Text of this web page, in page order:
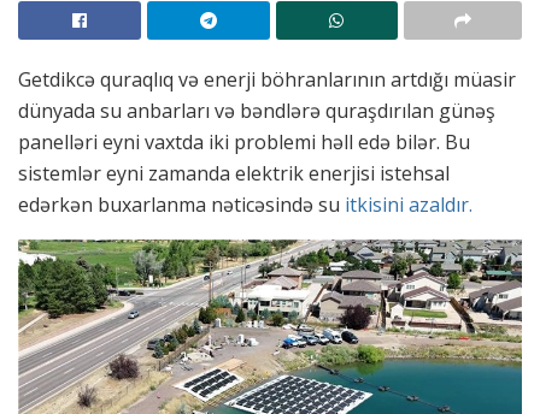
Getdikcə quraqlıq və enerji böhranlarının artdığı müasir
dünyada su anbarları və bəndlərə quraşdırılan günəş
panelləri eyni vaxtda iki problemi həll edə bilər. Bu
sistemlər eyni zamanda elektrik enerjisi istehsal
edərkən buxarlanma nəticəsində su itkisini azaldır.